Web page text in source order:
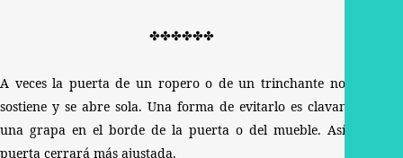
✤✤✤✤✤✤
A veces la puerta de un ropero o de un trinchante no se
sostiene y se abre sola. Una forma de evitarlo es clavando
una grapa en el borde de la puerta o del mueble. Así la
puerta cerrará más ajustada.